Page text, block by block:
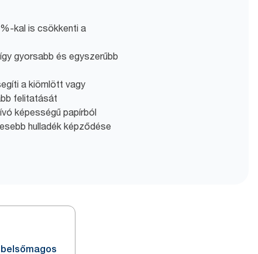
kal is csökkenti a
gyorsabb és egyszerűbb
a kiömlött vagy
felitatását
képességű papírból
hulladék képződése